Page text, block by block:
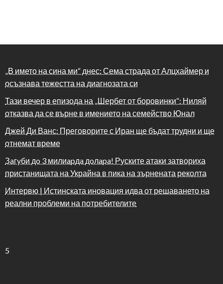
„В името на сина ми“ днес: Сема страда от Алцхаймер и
осъзнава тежестта на диагнозата си
Тази вечер в епизода на „Шербет от боровинки“: Ниляй
отказва да се върне в имението на семейство Юнал
Джей Ди Ванс: Преговорите с Иран ще бъдат трудни и ще
отнемат време
Зaгyби дo 3 милиapдa дoлapa! Руските атаки затвориха
пристанищата на Украйна в пика на зърнената реколта
Интервю | Истинската иновация идва от решаването на
реални проблеми на потребителите
5